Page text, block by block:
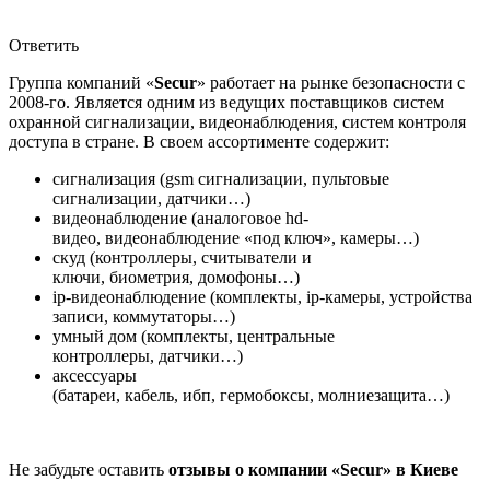
Ответить
Группа компаний «Secur» работает на рынке безопасности с
2008-го. Является одним из ведущих поставщиков систем
охранной сигнализации, видеонаблюдения, систем контроля
доступа в стране. В своем ассортименте содержит:
сигнализация (gsm сигнализации, пультовые
сигнализации, датчики…)
видеонаблюдение (аналоговое hd-
видео, видеонаблюдение «под ключ», камеры…)
скуд (контроллеры, считыватели и
ключи, биометрия, домофоны…)
ip-видеонаблюдение (комплекты, ip-камеры, устройства
записи, коммутаторы…)
умный дом (комплекты, центральные
контроллеры, датчики…)
аксессуары
(батареи, кабель, ибп, гермобоксы, молниезащита…)
Не забудьте оставить отзывы о компании «Secur» в Киеве